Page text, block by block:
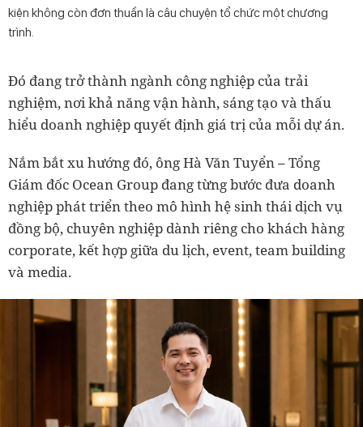
kiện không còn đơn thuần là câu chuyện tổ chức một chương
trình.
Đó đang trở thành ngành công nghiệp của trải
nghiệm, nơi khả năng vận hành, sáng tạo và thấu
hiểu doanh nghiệp quyết định giá trị của mỗi dự án.
Nắm bắt xu hướng đó, ông Hà Văn Tuyển – Tổng
Giám đốc Ocean Group đang từng bước đưa doanh
nghiệp phát triển theo mô hình hệ sinh thái dịch vụ
đồng bộ, chuyên nghiệp dành riêng cho khách hàng
corporate, kết hợp giữa du lịch, event, team building
và media.